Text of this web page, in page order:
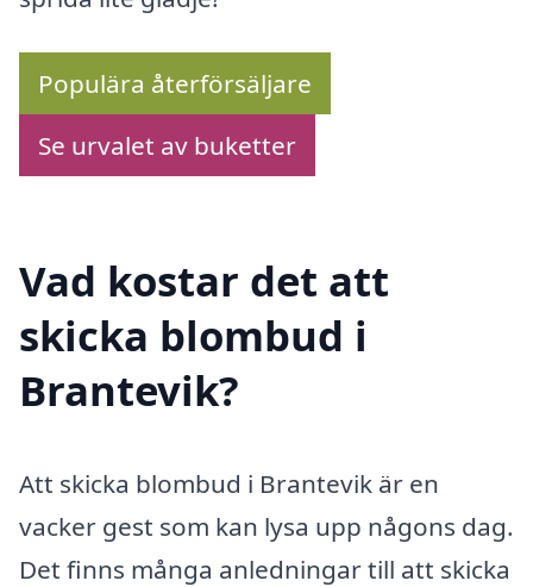
Populära återförsäljare
Se urvalet av buketter
Vad kostar det att
skicka blombud i
Brantevik?
Att skicka blombud i Brantevik är en
vacker gest som kan lysa upp någons dag.
Det finns många anledningar till att skicka